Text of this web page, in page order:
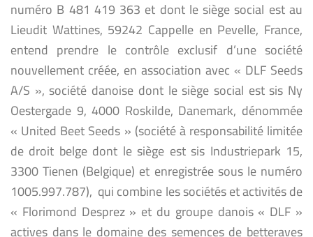
numéro B 481 419 363 et dont le siège social est au
Lieudit Wattines, 59242 Cappelle en Pevelle, France,
entend prendre le contrôle exclusif d’une société
nouvellement créée, en association avec « DLF Seeds
A/S », société danoise dont le siège social est sis Ny
Oestergade 9, 4000 Roskilde, Danemark, dénommée
« United Beet Seeds » (société à responsabilité limitée
de droit belge dont le siège est sis Industriepark 15,
3300 Tienen (Belgique) et enregistrée sous le numéro
1005.997.787), qui combine les sociétés et activités de
« Florimond Desprez » et du groupe danois « DLF »
actives dans le domaine des semences de betteraves